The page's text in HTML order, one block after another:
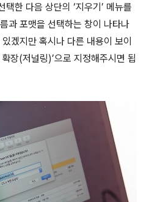
한 다음 상단의 ‘지우기’ 메뉴를
과 포맷을 선택하는 창이 나타나
겠지만 혹시나 다른 내용이 보이
장(저널링)’으로 지정해주시면 됩